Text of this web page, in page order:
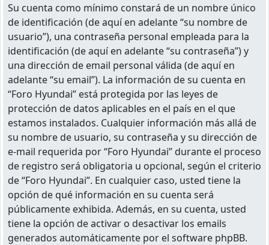
Su cuenta como mínimo constará de un nombre único
de identificación (de aquí en adelante “su nombre de
usuario”), una contraseña personal empleada para la
identificación (de aquí en adelante “su contraseña”) y
una dirección de email personal válida (de aquí en
adelante “su email”). La información de su cuenta en
“Foro Hyundai” está protegida por las leyes de
protección de datos aplicables en el país en el que
estamos instalados. Cualquier información más allá de
su nombre de usuario, su contraseña y su dirección de
e-mail requerida por “Foro Hyundai” durante el proceso
de registro será obligatoria u opcional, según el criterio
de “Foro Hyundai”. En cualquier caso, usted tiene la
opción de qué información en su cuenta será
públicamente exhibida. Además, en su cuenta, usted
tiene la opción de activar o desactivar los emails
generados automáticamente por el software phpBB.